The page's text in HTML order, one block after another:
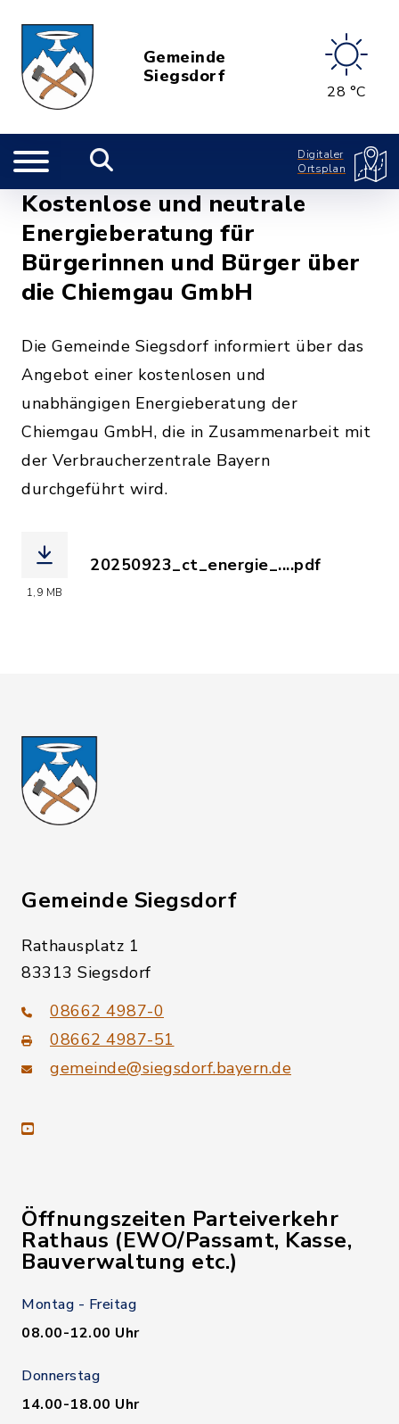
Gemeinde
Siegsdorf
28 °C
Digitaler
Ortsplan
Kostenlose und neutrale
Energieberatung für
Bürgerinnen und Bürger über
die Chiemgau GmbH
Die Gemeinde Siegsdorf informiert über das
Angebot einer kostenlosen und
unabhängigen Energieberatung der
Chiemgau GmbH, die in Zusammenarbeit mit
der Verbraucherzentrale Bayern
durchgeführt wird.
1,9 MB
20250923_ct_energie_....pdf
Gemeinde Siegsdorf
Rathausplatz 1
83313 Siegsdorf
08662 4987-0
08662 4987-51
gemeinde@siegsdorf.bayern.de
youtube
Öffnungszeiten Parteiverkehr
Rathaus (EWO/Passamt, Kasse,
Bauverwaltung etc.)
Montag - Freitag
08.00-12.00 Uhr
Donnerstag
14.00-18.00 Uhr